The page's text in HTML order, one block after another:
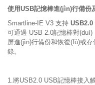
使用USB記憶棒進(jìn)行備份
Smartline-IE V3 支持 USB2.0
可通過 USB 2.0記憶棒對(duì)
屏進(jìn)行備份和恢復(fù)或
錄。
1.將USB2.0 USB記憶棒接入